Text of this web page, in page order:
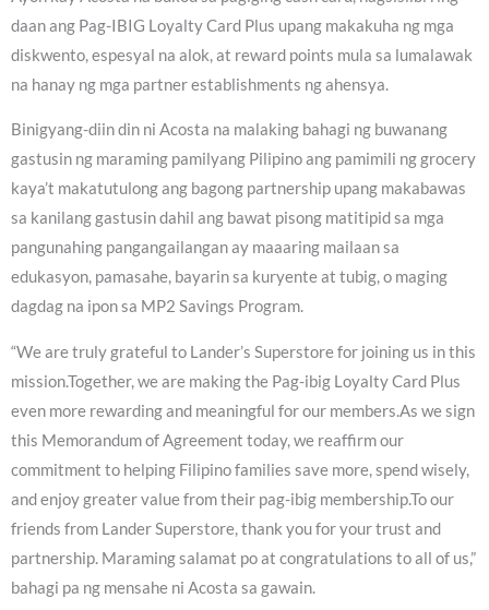
daan ang Pag-IBIG Loyalty Card Plus upang makakuha ng mga
diskwento, espesyal na alok, at reward points mula sa lumalawak
na hanay ng mga partner establishments ng ahensya.
Binigyang-diin din ni Acosta na malaking bahagi ng buwanang
gastusin ng maraming pamilyang Pilipino ang pamimili ng grocery
kaya’t makatutulong ang bagong partnership upang makabawas
sa kanilang gastusin dahil ang bawat pisong matitipid sa mga
pangunahing pangangailangan ay maaaring mailaan sa
edukasyon, pamasahe, bayarin sa kuryente at tubig, o maging
dagdag na ipon sa MP2 Savings Program.
“We are truly grateful to Lander’s Superstore for joining us in this
mission.Together, we are making the Pag-ibig Loyalty Card Plus
even more rewarding and meaningful for our members.As we sign
this Memorandum of Agreement today, we reaffirm our
commitment to helping Filipino families save more, spend wisely,
and enjoy greater value from their pag-ibig membership.To our
friends from Lander Superstore, thank you for your trust and
partnership. Maraming salamat po at congratulations to all of us,”
bahagi pa ng mensahe ni Acosta sa gawain.